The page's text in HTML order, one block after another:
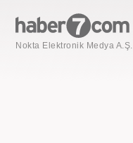
Nokta Elektronik Medya A.Ş.